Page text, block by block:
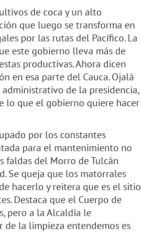
de coca y un alto
que luego se transforma en
por las rutas del Pacífico. La
este gobierno lleva más de
productivas. Ahora dicen
en esa parte del Cauca. Ojalá
de la presidencia,
lo que el gobierno quiere hacer
por los constantes
para el mantenimiento no
faldas del Morro de Tulcán
Se queja que los matorrales
hacerlo y reitera que es el sitio
Destaca que el Cuerpo de
pero a la Alcaldía le
de la limpieza entendemos es